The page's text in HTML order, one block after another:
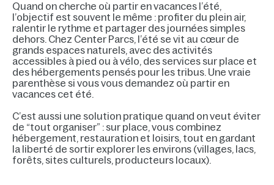
Quand on cherche où partir en vacances l’été,
l’objectif est souvent le même : profiter du plein air,
ralentir le rythme et partager des journées simples
dehors. Chez Center Parcs, l’été se vit au cœur de
grands espaces naturels, avec des activités
accessibles à pied ou à vélo, des services sur place et
des hébergements pensés pour les tribus. Une vraie
parenthèse si vous vous demandez où partir en
vacances cet été.
C’est aussi une solution pratique quand on veut éviter
de “tout organiser” : sur place, vous combinez
hébergement, restauration et loisirs, tout en gardant
la liberté de sortir explorer les environs (villages, lacs,
forêts, sites culturels, producteurs locaux).